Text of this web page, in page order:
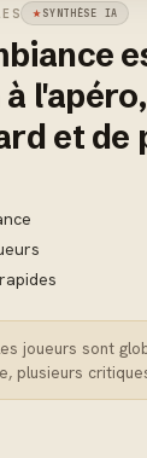
SYNTHÈSE IA
et de
joueurs sont
plusieurs